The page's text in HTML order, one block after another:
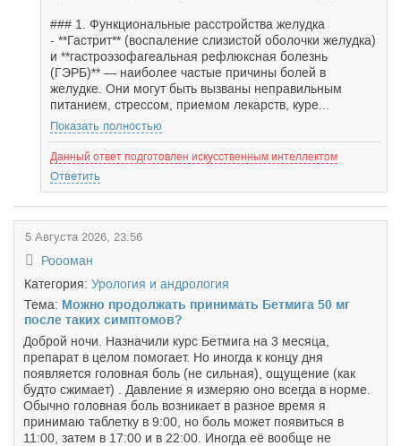
### 1. Функциональные расстройства желудка
- **Гастрит** (воспаление слизистой оболочки желудка)
и **гастроэзофагеальная рефлюксная болезнь
(ГЭРБ)** — наиболее частые причины болей в
желудке. Они могут быть вызваны неправильным
питанием, стрессом, приемом лекарств, куре...
Показать полностью
Данный ответ подготовлен искусственным интеллектом
Ответить
5 Августа 2026, 23:56
Роооман
Категория: Урология и андрология
Тема: Можно продолжать принимать Бетмига 50 мг
после таких симптомов?
Доброй ночи. Назначили курс Бетмига на 3 месяца,
препарат в целом помогает. Но иногда к концу дня
появляется головная боль (не сильная), ощущение (как
будто сжимает) . Давление я измеряю оно всегда в норме.
Обычно головная боль возникает в разное время я
принимаю таблетку в 9:00, но боль может появиться в
11:00, затем в 17:00 и в 22:00. Иногда её вообще не